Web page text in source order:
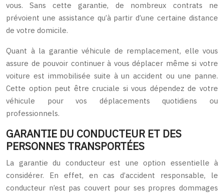
vous. Sans cette garantie, de nombreux contrats ne
prévoient une assistance qu’à partir d’une certaine distance
de votre domicile.
Quant à la garantie véhicule de remplacement, elle vous
assure de pouvoir continuer à vous déplacer même si votre
voiture est immobilisée suite à un accident ou une panne.
Cette option peut être cruciale si vous dépendez de votre
véhicule pour vos déplacements quotidiens ou
professionnels.
GARANTIE DU CONDUCTEUR ET DES
PERSONNES TRANSPORTÉES
La garantie du conducteur est une option essentielle à
considérer. En effet, en cas d’accident responsable, le
conducteur n’est pas couvert pour ses propres dommages